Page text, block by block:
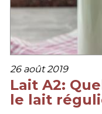
26 août 2019
Lait A2:
le lait